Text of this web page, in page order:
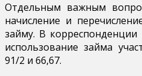
Отдельным важным
начисление и
займу. В
использование займа
91/2 и 66,67.